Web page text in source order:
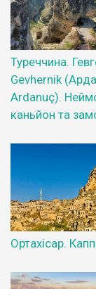
Туреччина.
Gevhernik
Ardanuç).
каньйон та
Ортахісар.